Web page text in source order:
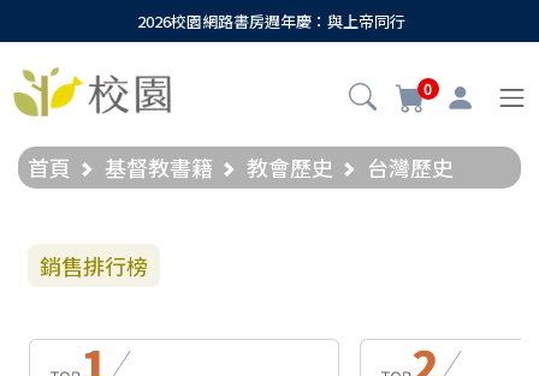
2026校園網路書房週年慶：與上帝同行
0
首頁 基督教書籍 教會歷史 台灣歷史
銷售排行榜